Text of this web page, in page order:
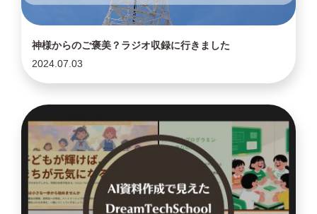
神様からのご褒美？ラジオ収録に行きました
2024.07.03